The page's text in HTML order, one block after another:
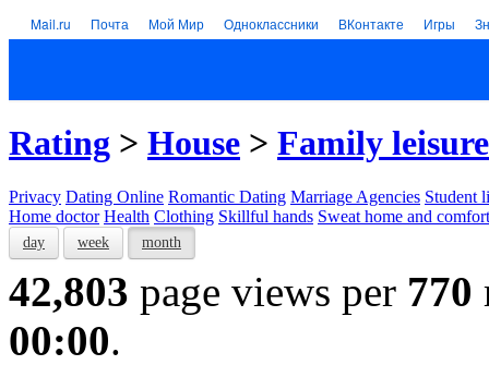
Mail.ru Почта Мой Мир Одноклассники ВКонтакте Игры
Rating > House > Family leisure
Privacy Dating Online Romantic Dating Marriage Agencies Student
Home doctor Health Clothing Skillful hands Sweat home and comfort
day week month
42,803 page views per 770
00:00.